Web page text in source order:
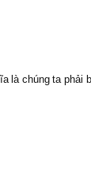
là chúng ta phải